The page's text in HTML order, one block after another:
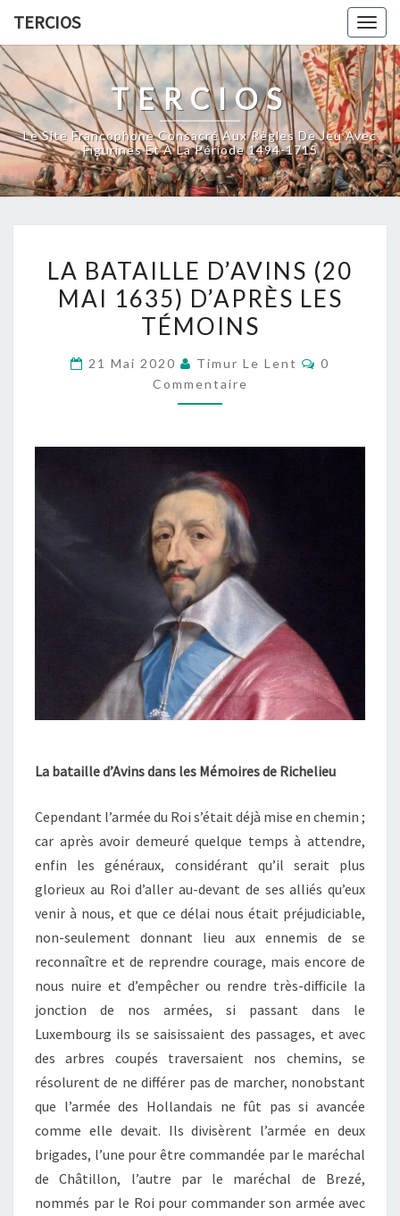
content
TERCIOS
TERCIOS
Le Site Francophone Consacré Aux Règles De Jeu Avec
Figurines Et À La Période 1494-1715
BATAILLE
D’AVINS
(20
1635)
TÉMOINS
LA BATAILLE D’AVINS (20
MAI 1635) D’APRÈS LES
TÉMOINS
21 Mai 2020 Timur Le Lent
0
Commentaire
La bataille d’Avins dans les Mémoires de Richelieu
Cependant l’armée du Roi s’était déjà mise en chemin ;
car après avoir demeuré quelque temps à attendre,
enfin les généraux, considérant qu’il serait plus
glorieux au Roi d’aller au-devant de ses alliés qu’eux
venir à nous, et que ce délai nous était préjudiciable,
non-seulement donnant lieu aux ennemis de se
reconnaître et de reprendre courage, mais encore de
nous nuire et d’empêcher ou rendre très-difficile la
jonction de nos armées, si passant dans le
Luxembourg ils se saisissaient des passages, et avec
des arbres coupés traversaient nos chemins, se
résolurent de ne différer pas de marcher, nonobstant
que l’armée des Hollandais ne fût pas si avancée
comme elle devait. Ils divisèrent l’armée en deux
brigades, l’une pour être commandée par le maréchal
de Châtillon, l’autre par le maréchal de Brezé,
nommés par le Roi pour commander son armée avec